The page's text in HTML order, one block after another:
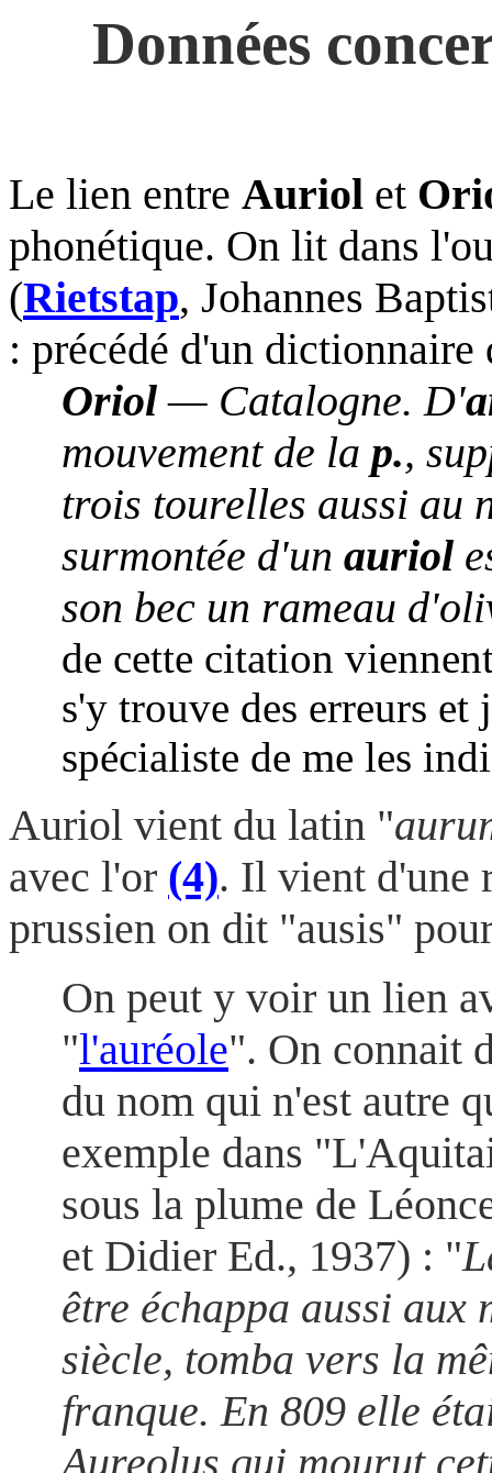
Données
Le lien entre Auriol et
phonétique. On lit dans
(Rietstap, Johannes
: précédé d'un dictionnaire
Oriol — Catalogne. D'
mouvement de la p.,
trois tourelles aussi au
surmontée d'un auriol
son bec un rameau
de cette citation
s'y trouve des erreurs et
spécialiste de me les
Auriol vient du latin "
avec l'or (4). Il vient d'une
prussien on dit "ausis"
On peut y voir un lien
"l'auréole". On connait
du nom qui n'est autre
exemple dans
sous la plume de
et Didier Ed., 1937) : "
être échappa aussi aux
siècle, tomba vers la
franque. En 809 elle
Aureolus qui mourut